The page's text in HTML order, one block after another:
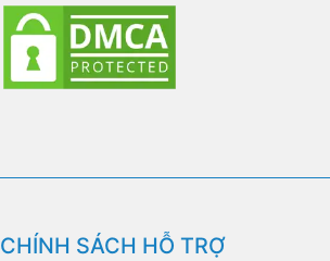
CHÍNH SÁCH HỖ TRỢ